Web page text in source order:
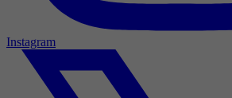
Instagram